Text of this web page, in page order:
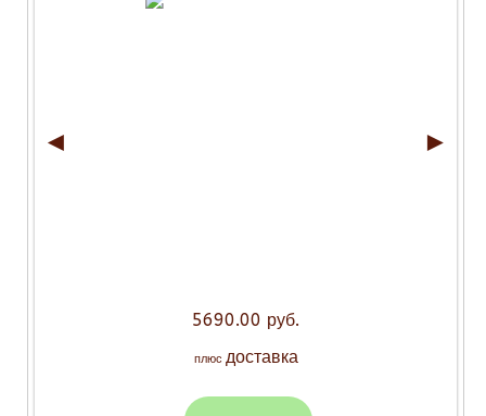
◄ ►
5690.00 руб.
плюс доставка